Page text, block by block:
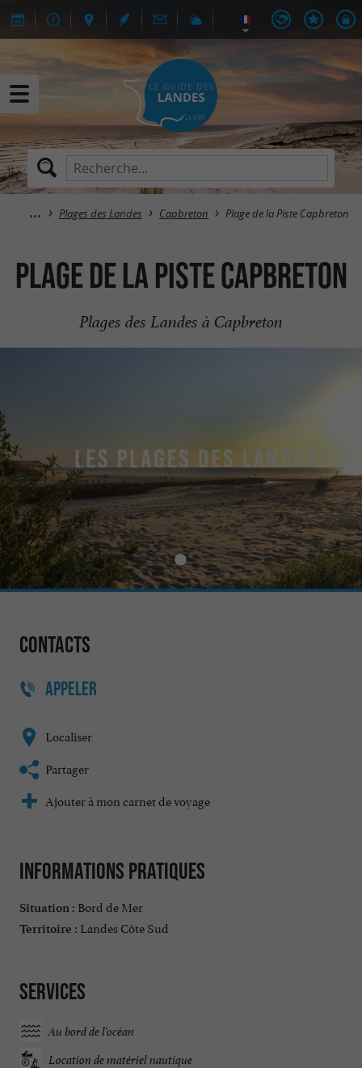
Plages des Landes Capbreton Plage de la Piste Capbreton
Plage de la Piste Capbreton
Plages des Landes à Capbreton
Contacts
APPELER
Localiser
Partager
Ajouter à mon carnet de voyage
Informations pratiques
Situation : Bord de Mer
Territoire : Landes Côte Sud
Services
Au bord de l'océan
Location de matériel nautique